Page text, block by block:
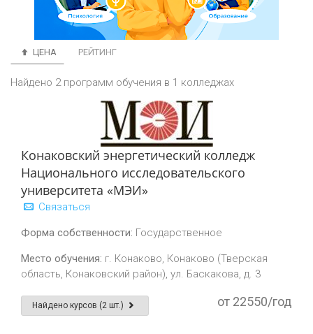
ЦЕНА РЕЙТИНГ
Найдено 2 программ обучения в 1 колледжах
Конаковский энергетический колледж
Национального исследовательского
университета «МЭИ»
Связаться
Форма собственности: Государственное
Место обучения: г. Конаково, Конаково (Тверская
область, Конаковский район), ул. Баскакова, д. 3
Найдено курсов (2 шт.) от 22550/год